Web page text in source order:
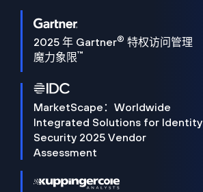
2025 年 Gartner® 特权访问管理
魔力象限™
MarketScape：Worldwide
Integrated Solutions for Identity
Security 2025 Vendor
Assessment